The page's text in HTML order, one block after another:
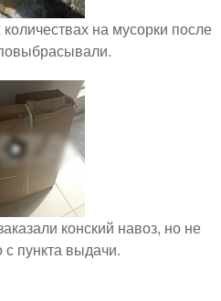
на мусорки после
конский навоз, но не
с пункта выдачи.